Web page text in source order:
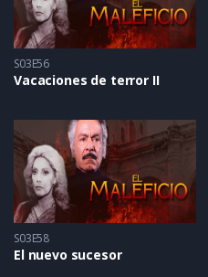
S03E56
Vacaciones de terror II
S03E58
El nuevo sucesor